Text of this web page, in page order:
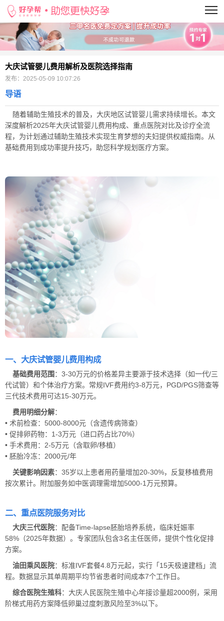
当前位置：
大庆试管婴儿费用解析及医院选择指南
发布： 2025-05-09 10:07:26
导语
随着辅助生殖技术的普及，大庆地区试管婴儿需求持续增长。本文
深度解析2025年大庆试管婴儿费用构成、重点医院对比及诊疗全流
程，为计划通过辅助生殖技术实现生育梦想的夫妇提供权威指南。从
基础费用到成功率提升技巧，助您科学规划医疗方案。
一、大庆试管婴儿费用构成
基础费用范围 ：3-30万元的价格差异主要源于技术选择（如一代/三
代试管）和个体治疗方案。常规IVF费用约3-8万元，PGD/PGS筛查等
三代技术费用可达15-30万元。
费用明细分解：
• 术前检查：5000-8000元（含遗传病筛查）
• 促排卵药物：1-3万元（进口药占比70%）
• 手术费用：2-5万元（含取卵/移植）
• 胚胎冷冻：2000元/年
关键影响因素：35岁以上患者用药量增加20-30%，反复移植费用
按次累计。附加服务如中医调理需增加5000-1万元预算。
二、重点医院服务对比
大庆三代医院：配备Time-lapse胚胎培养系统，临床妊娠率
58%（2025年数据）。专家团队包含3名主任医师，提供个性化促排
方案。
油田乘风医院：标准IVF套餐4.8万元起，实行「15天极速建档」流
程。数据显示其单周期平均节省患者时间成本7个工作日。
综合医院生殖科：大庆人民医院生殖中心年接诊量超2000例，采用
阶梯式用药方案降低卵巢过度刺激风险至3%以下。